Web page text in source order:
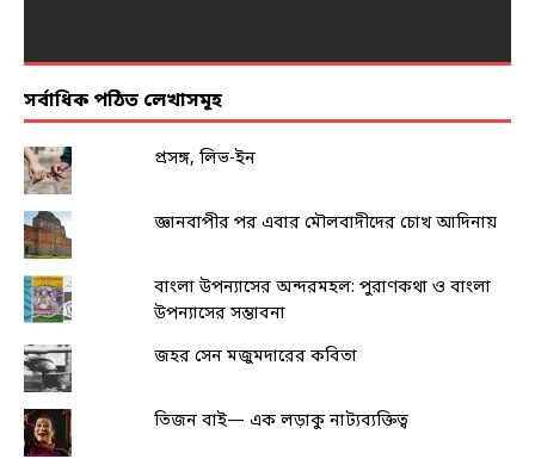
সর্বাধিক পঠিত লেখাসমূহ
প্রসঙ্গ, লিভ-ইন
জ্ঞানবাপীর পর এবার মৌলবাদীদের চোখ আদিনায়
বাংলা উপন্যাসের অন্দরমহল: পুরাণকথা ও বাংলা
উপন্যাসের সম্ভাবনা
জহর সেন মজুমদারের কবিতা
তিজন বাই— এক লড়াকু নাট্যব্যক্তিত্ব